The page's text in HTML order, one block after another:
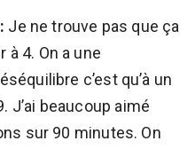
Je ne trouve pas que ça
à 4. On a une
c’est qu’à un
J’ai beaucoup aimé
sur 90 minutes. On